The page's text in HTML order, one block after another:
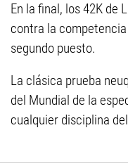
En la final, los 42K de
contra la
segundo puesto.
La clásica prueba
del Mundial de la
cualquier disciplina